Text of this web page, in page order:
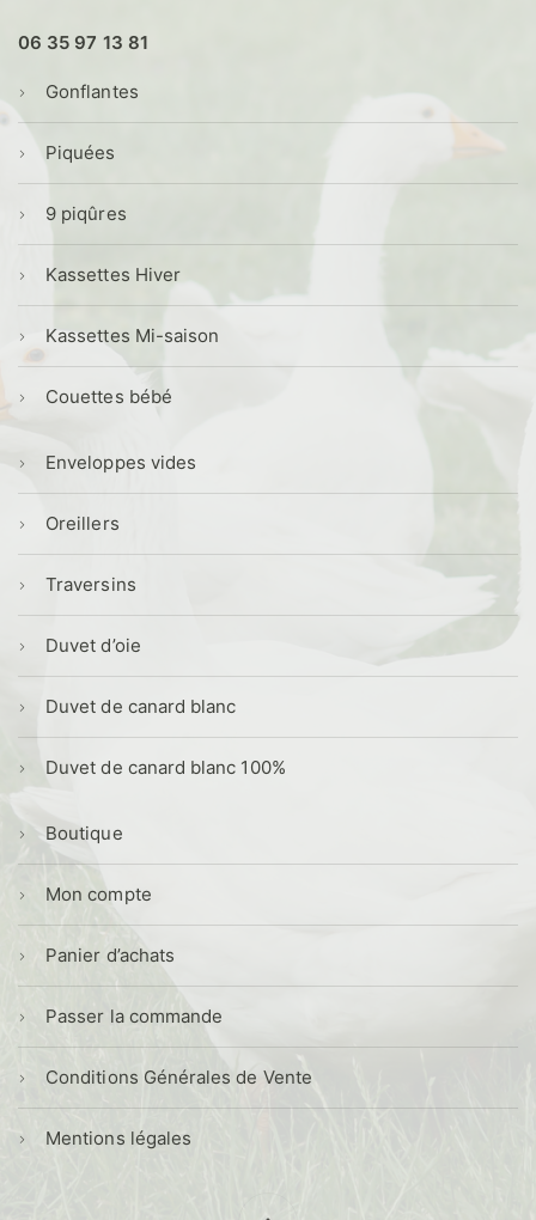
06 35 97 13 81
Gonflantes
Piquées
9 piqûres
Kassettes Hiver
Kassettes Mi-saison
Couettes bébé
Enveloppes vides
Oreillers
Traversins
Duvet d’oie
Duvet de canard blanc
Duvet de canard blanc 100%
Boutique
Mon compte
Panier d’achats
Passer la commande
Conditions Générales de Vente
Mentions légales